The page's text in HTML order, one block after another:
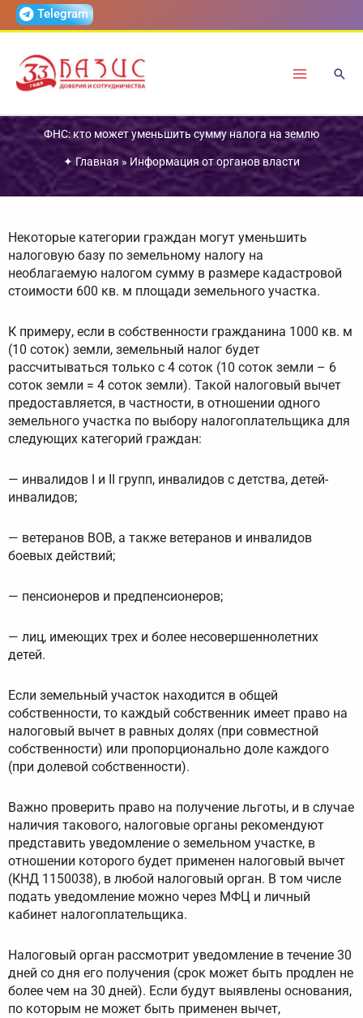
ПерейтиTelegram
ФНС: кто может уменьшить сумму налога на землю
✦ Главная » Информация от органов власти
Некоторые категории граждан могут уменьшить
налоговую базу по земельному налогу на
необлагаемую налогом сумму в размере кадастровой
стоимости 600 кв. м площади земельного участка.
К примеру, если в собственности гражданина 1000 кв. м
(10 соток) земли, земельный налог будет
рассчитываться только с 4 соток (10 соток земли – 6
соток земли = 4 соток земли). Такой налоговый вычет
предоставляется, в частности, в отношении одного
земельного участка по выбору налогоплательщика для
следующих категорий граждан:
— инвалидов I и II групп, инвалидов с детства, детей-
инвалидов;
— ветеранов ВОВ, а также ветеранов и инвалидов
боевых действий;
— пенсионеров и предпенсионеров;
— лиц, имеющих трех и более несовершеннолетних
детей.
Если земельный участок находится в общей
собственности, то каждый собственник имеет право на
налоговый вычет в равных долях (при совместной
собственности) или пропорционально доле каждого
(при долевой собственности).
Важно проверить право на получение льготы, и в случае
наличия такового, налоговые органы рекомендуют
представить уведомление о земельном участке, в
отношении которого будет применен налоговый вычет
(КНД 1150038), в любой налоговый орган. В том числе
подать уведомление можно через МФЦ и личный
кабинет налогоплательщика.
Налоговый орган рассмотрит уведомление в течение 30
дней со дня его получения (срок может быть продлен не
более чем на 30 дней). Если будут выявлены основания,
по которым не может быть применен вычет,